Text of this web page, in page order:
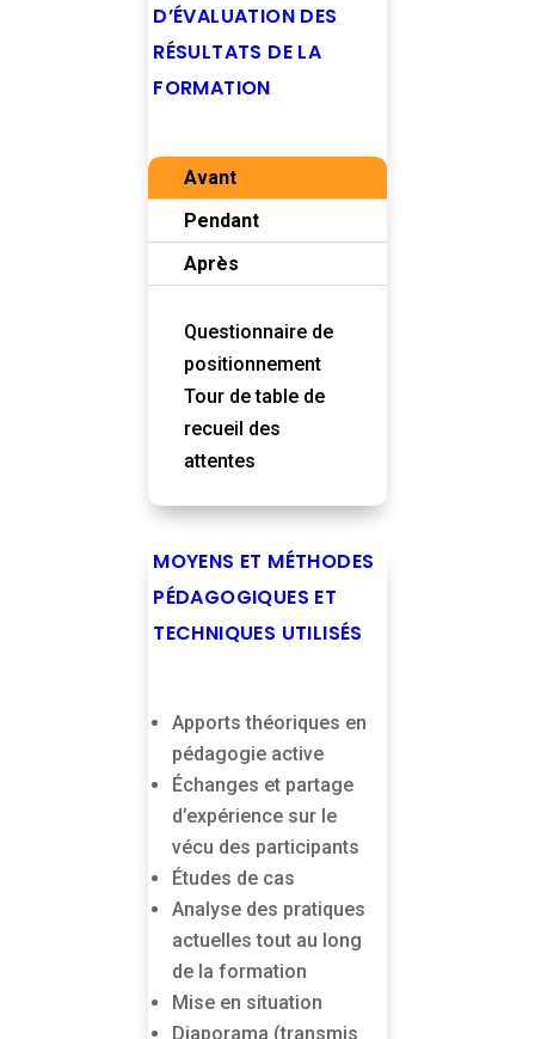
D’ÉVALUATION DES
RÉSULTATS DE LA
FORMATION
Avant
Pendant
Après
Questionnaire de
positionnement
Tour de table de
recueil des
attentes
MOYENS ET MÉTHODES
PÉDAGOGIQUES ET
TECHNIQUES UTILISÉS
Apports théoriques en
pédagogie active
Échanges et partage
d’expérience sur le
vécu des participants
Études de cas
Analyse des pratiques
actuelles tout au long
de la formation
Mise en situation
Diaporama (transmis